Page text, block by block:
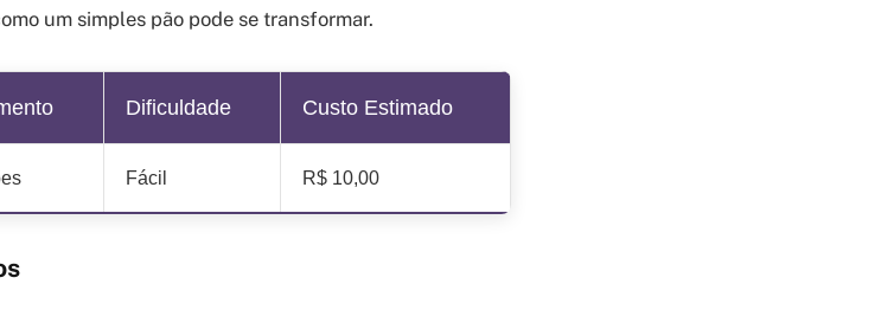
um simples pão pode se transformar.
Dificuldade Custo Estimado
Fácil R$ 10,00